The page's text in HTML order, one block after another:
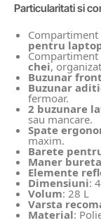
Particularitati si
pentru
Compartiment
chei,
Buzunar
Buzunar
fermoar.
2 buzunare
sau mancare.
Spate
maxim.
Barete
Maner
Elemente
Dimensiuni:
Volum: 28 L
Varsta
Material: